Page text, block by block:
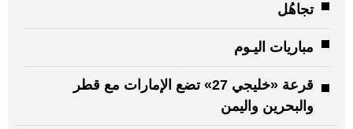
تجاهُل
مباريات اليـوم
قرعة «خليجي 27» تضع الإمارات مع قطر
والبحرين واليمن